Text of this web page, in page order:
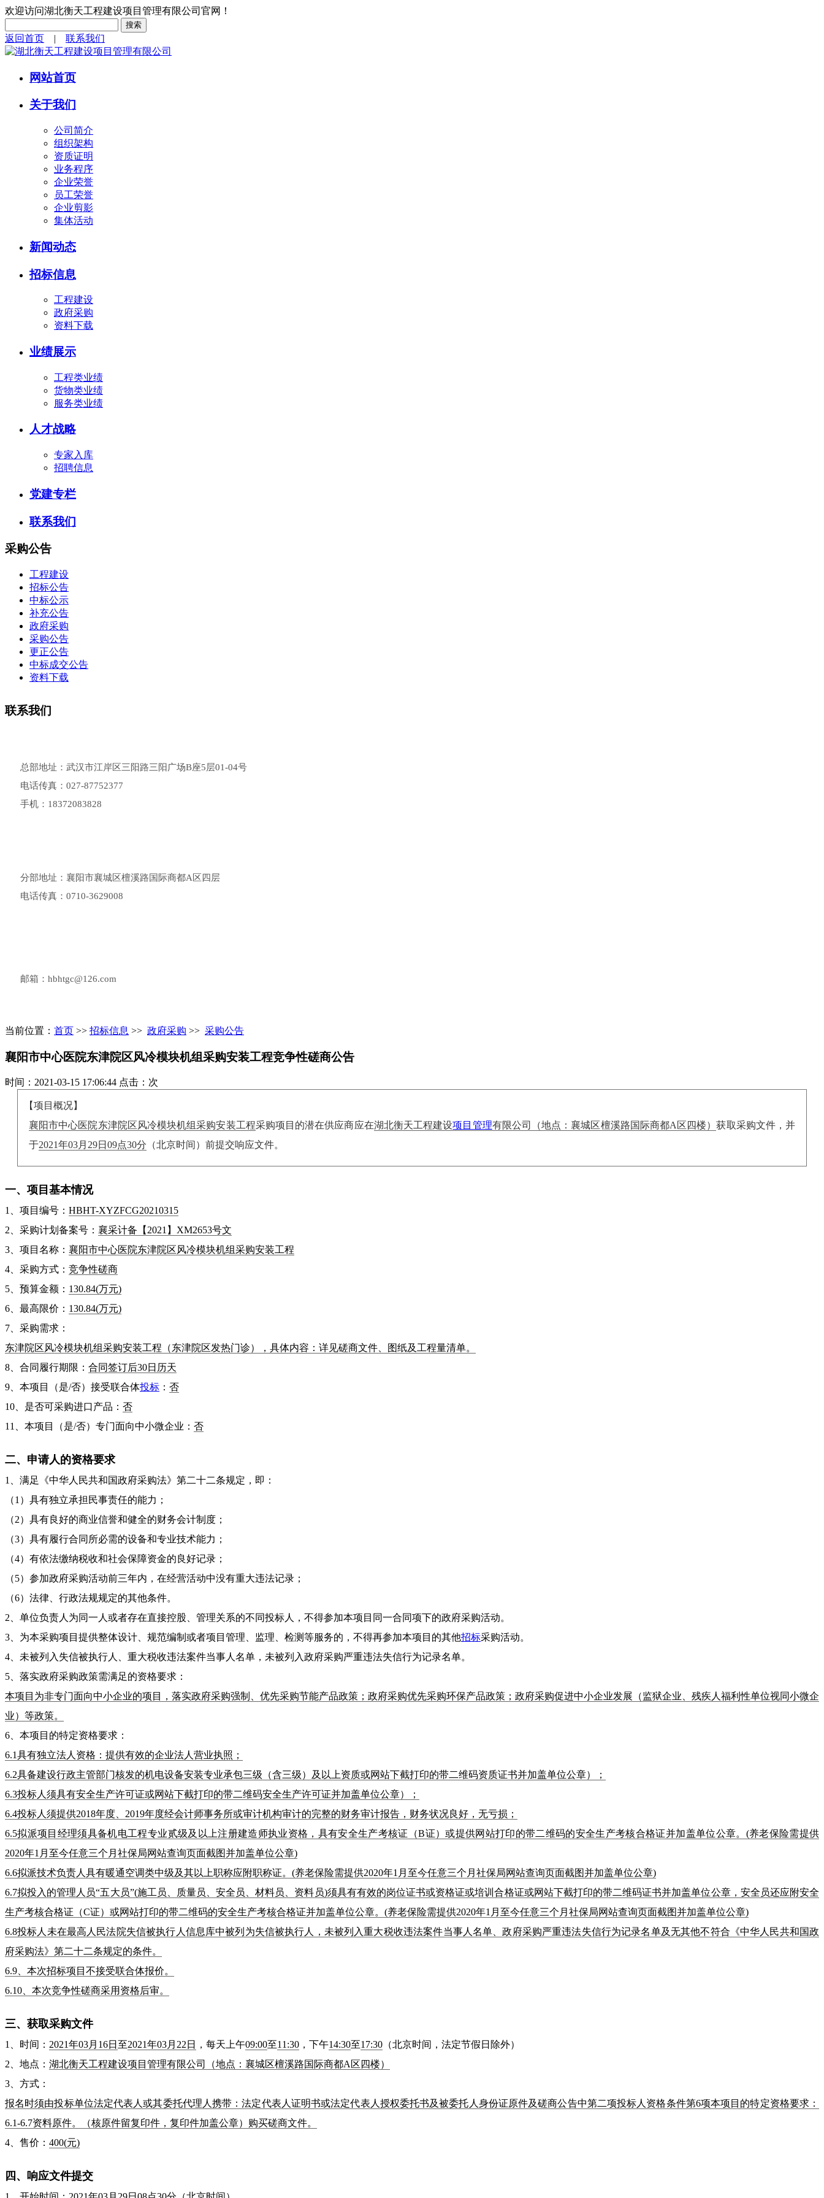
欢迎访问湖北衡天工程建设项目管理有限公司官网！
返回首页 | 联系我们
网站首页
关于我们
公司简介
组织架构
资质证明
业务程序
企业荣誉
员工荣誉
企业剪影
集体活动
新闻动态
招标信息
工程建设
政府采购
资料下载
业绩展示
工程类业绩
货物类业绩
服务类业绩
人才战略
专家入库
招聘信息
党建专栏
联系我们
采购公告
工程建设
招标公告
中标公示
补充公告
政府采购
采购公告
更正公告
中标成交公告
资料下载
联系我们
总部地址：武汉市江岸区三阳路三阳广场B座5层01-04号
电话传真：027-87752377
手机：18372083828
分部地址：襄阳市襄城区檀溪路国际商都A区四层
电话传真：0710-3629008
邮箱：hbhtgc@126.com
当前位置： 首页 >> 招标信息 >> 政府采购 >> 采购公告
襄阳市中心医院东津院区风冷模块机组采购安装工程竞争性磋商公告
时间：2021-03-15 17:06:44 点击： 次
【项目概况】
襄阳市中心医院东津院区风冷模块机组采购安装工程采购项目的潜在供应商应在湖北衡天工程建设项目管理有限公司（地点：襄城区檀溪路国际商都A区四楼）获取采购文件，并
于2021年03月29日09点30分 （北京时间）前提交响应文件。
一、项目基本情况
1、项目编号： HBHT-XYZFCG20210315
2、采购计划备案号： 襄采计备【2021】XM2653号文
3、项目名称： 襄阳市中心医院东津院区风冷模块机组采购安装工程
4、采购方式： 竞争性磋商
5、预算金额： 130.84(万元)
6、最高限价： 130.84(万元)
7、采购需求：
东津院区风冷模块机组采购安装工程（东津院区发热门诊），具体内容：详见磋商文件、图纸及工程量清单。
8、合同履行期限： 合同签订后30日历天
9、本项目（是/否）接受联合体投标 ： 否
10、是否可采购进口产品： 否
11、本项目（是/否）专门面向中小微企业： 否
二、申请人的资格要求
1、满足《中华人民共和国政府采购法》第二十二条规定，即：
（1）具有独立承担民事责任的能力；
（2）具有良好的商业信誉和健全的财务会计制度；
（3）具有履行合同所必需的设备和专业技术能力；
（4）有依法缴纳税收和社会保障资金的良好记录；
（5）参加政府采购活动前三年内，在经营活动中没有重大违法记录；
（6）法律、行政法规规定的其他条件。
2、单位负责人为同一人或者存在直接控股、管理关系的不同投标人，不得参加本项目同一合同项下的政府采购活动。
3、为本采购项目提供整体设计、规范编制或者项目管理、监理、检测等服务的，不得再参加本项目的其他招标采购活动。
4、未被列入失信被执行人、重大税收违法案件当事人名单，未被列入政府采购严重违法失信行为记录名单。
5、落实政府采购政策需满足的资格要求：
本项目为非专门面向中小企业的项目，落实政府采购强制、优先采购节能产品政策；政府采购优先采购环保产品政策；政府采购促进中小企业发展（监狱企业、残疾人福利性单位视同小微企
业）等政策。
6、本项目的特定资格要求：
6.1具有独立法人资格：提供有效的企业法人营业执照；
6.2具备建设行政主管部门核发的机电设备安装专业承包三级（含三级）及以上资质或网站下截打印的带二维码资质证书并加盖单位公章）；
6.3投标人须具有安全生产许可证或网站下截打印的带二维码安全生产许可证并加盖单位公章）；
6.4投标人须提供2018年度、2019年度经会计师事务所或审计机构审计的完整的财务审计报告，财务状况良好，无亏损；
6.5拟派项目经理须具备机电工程专业贰级及以上注册建造师执业资格，具有安全生产考核证（B证）或提供网站打印的带二维码的安全生产考核合格证并加盖单位公章。(养老保险需提供
2020年1月至今任意三个月社保局网站查询页面截图并加盖单位公章)
6.6拟派技术负责人具有暖通空调类中级及其以上职称应附职称证。(养老保险需提供2020年1月至今任意三个月社保局网站查询页面截图并加盖单位公章)
6.7拟投入的管理人员“五大员”(施工员、质量员、安全员、材料员、资料员)须具有有效的岗位证书或资格证或培训合格证或网站下截打印的带二维码证书并加盖单位公章，安全员还应附安全
生产考核合格证（C证）或网站打印的带二维码的安全生产考核合格证并加盖单位公章。(养老保险需提供2020年1月至今任意三个月社保局网站查询页面截图并加盖单位公章)
6.8投标人未在最高人民法院失信被执行人信息库中被列为失信被执行人，未被列入重大税收违法案件当事人名单、政府采购严重违法失信行为记录名单及无其他不符合《中华人民共和国政
府采购法》第二十二条规定的条件。
6.9、本次招标项目不接受联合体报价。
6.10、本次竞争性磋商采用资格后审。
三、获取采购文件
1、时间： 2021年03月16日 至2021年03月22日 ，每天上午09:00至11:30 ，下午14:30至17:30 （北京时间，法定节假日除外）
2、地点： 湖北衡天工程建设项目管理有限公司（地点：襄城区檀溪路国际商都A区四楼）
3、方式：
报名时须由投标单位法定代表人或其委托代理人携带：法定代表人证明书或法定代表人授权委托书及被委托人身份证原件及磋商公告中第二项投标人资格条件第6项本项目的特定资格要求：
6.1-6.7资料原件。（核原件留复印件，复印件加盖公章）购买磋商文件。
4、售价： 400(元)
四、响应文件提交